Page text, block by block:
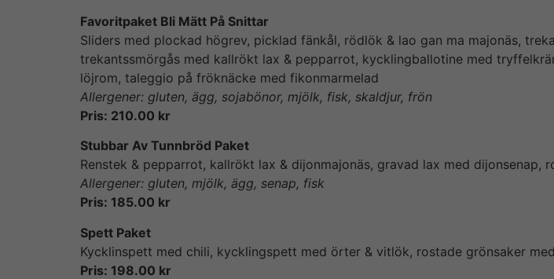
Favoritpaket Bli Mätt På Snittar
Sliders med plockad högrev, picklad fänkål, rödlök & lao gan ma majonäs,
trekantssmörgås med kallrökt lax & pepparrot, kycklingballotine med
löjrom, taleggio på fröknäcke med fikonmarmelad
Allergener: gluten, ägg, sojabönor, mjölk, fisk, skaldjur, frön
Pris: 210.00 kr
Stubbar Av Tunnbröd Paket
Renstek & pepparrot, kallrökt lax & dijonmajonäs, gravad lax med
Allergener: gluten, mjölk, ägg, senap, fisk
Pris: 185.00 kr
Spett Paket
Kycklinspett med chili, kycklingspett med örter & vitlök, rostade grönsaker
Pris: 198.00 kr